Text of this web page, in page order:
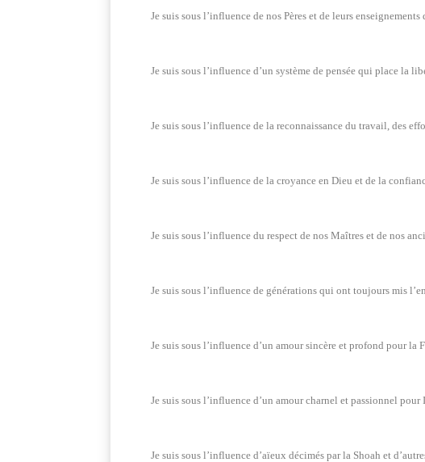
Je suis sous l’influence de nos Pères et de leurs
Je suis sous l’influence d’un système de pensée qui place la
Je suis sous l’influence de la reconnaissance du travail, des
Je suis sous l’influence de la croyance en Dieu et de la
Je suis sous l’influence du respect de nos Maîtres et de nos
Je suis sous l’influence de générations qui ont toujours mis
Je suis sous l’influence d’un amour sincère et profond pour la
Je suis sous l’influence d’un amour charnel et passionnel
Je suis sous l’influence d’aïeux décimés par la Shoah et